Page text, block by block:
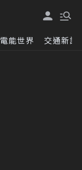
電能世界 交通新訊